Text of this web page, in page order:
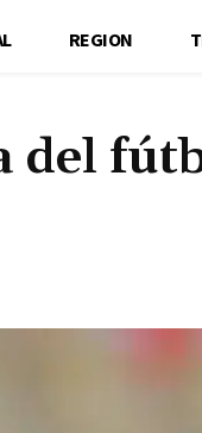
REGION
del